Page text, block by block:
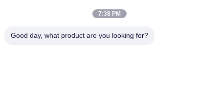
Bier-Wein-Glasflaschen-Aufkleber-bedruckbares Vakuum, das
Kunststoffplatte-Rollenjungfrau-Massen-Art, Hochwasser-
7:38 PM
Good day, what product are you looking for?